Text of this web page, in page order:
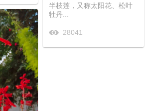
半枝莲，又称太阳花、松叶
牡丹...
28041